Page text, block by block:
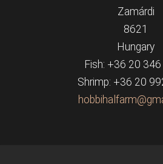
Zamárdi
8621
Hungary
Fish: +36 20
Shrimp: +36 20
hobbihal